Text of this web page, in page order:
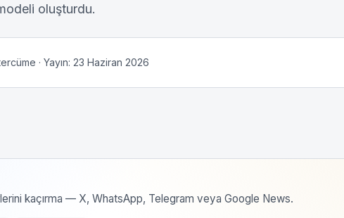
oluşturdu.
· Yayın: 23 Haziran 2026
kaçırma — X, WhatsApp, Telegram veya Google News.